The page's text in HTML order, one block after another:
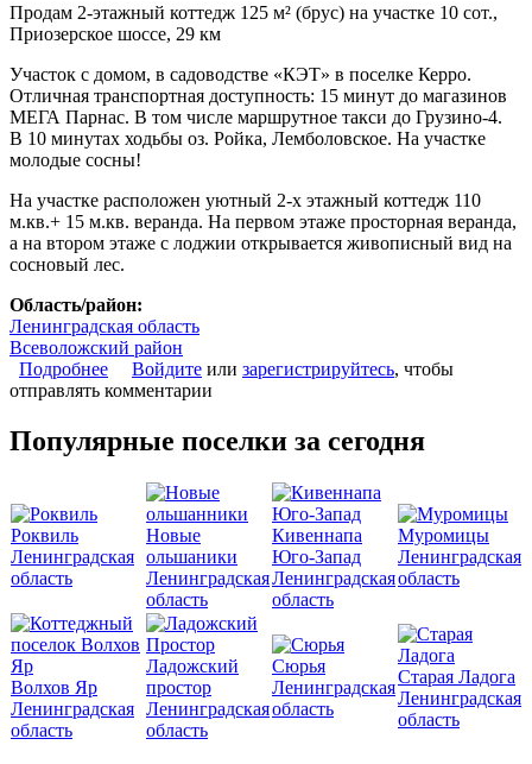
Продам 2-этажный коттедж 125 м² (брус) на участке 10 сот.,
Приозерское шоссе, 29 км
Участок с домом, в садоводстве «КЭТ» в поселке Керро.
Отличная транспортная доступность: 15 минут до магазинов
МЕГА Парнас. В том числе маршрутное такси до Грузино-4.
В 10 минутах ходьбы оз. Ройка, Лемболовское. На участке
молодые сосны!
На участке расположен уютный 2-х этажный коттедж 110
м.кв.+ 15 м.кв. веранда. На первом этаже просторная веранда,
а на втором этаже с лоджии открывается живописный вид на
сосновый лес.
Область/район:
Ленинградская область
Всеволожский район
Подробнее о Дом 125 кв.м. на участке10 соток
Войдите или зарегистрируйтесь, чтобы
отправлять комментарии
Популярные поселки за сегодня
Роквиль
Ленинградская
область
Новые
ольшаники
Ленинградская
область
Кивеннапа
Юго-Запад
Ленинградская
область
Муромицы
Ленинградская
область
Волхов Яр
Ленинградская
область
Ладожский
простор
Ленинградская
область
Сюрья
Ленинградская
область
Старая Ладога
Ленинградская
область